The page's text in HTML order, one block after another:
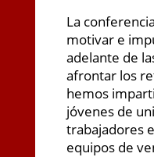
La
motivar e
adelante de
afrontar los
hemos
jóvenes de
trabajadores
equipos de